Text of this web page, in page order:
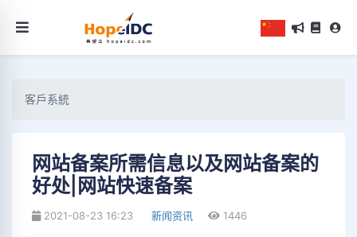
客戶系統
网站备案所需信息以及网站备案的
好处|网站快速备案
2021-08-23 16:23 新闻资讯 1446